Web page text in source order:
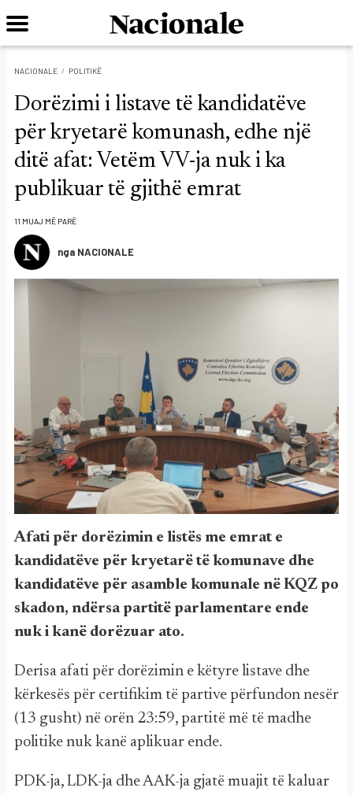
NACIONALE POLITIKË
Dorëzimi i listave të kandidatëve
për kryetarë komunash, edhe një
ditë afat: Vetëm VV-ja nuk i ka
publikuar të gjithë emrat
11 MUAJ MË PARË
nga NACIONALE
Afati për dorëzimin e listës me emrat e
kandidatëve për kryetarë të komunave dhe
kandidatëve për asamble komunale në KQZ po
skadon, ndërsa partitë parlamentare ende
nuk i kanë dorëzuar ato.
Derisa afati për dorëzimin e këtyre listave dhe
kërkesës për certifikim të partive përfundon nesër
(13 gusht) në orën 23:59, partitë më të madhe
politike nuk kanë aplikuar ende.
PDK-ja, LDK-ja dhe AAK-ja gjatë muajit të kaluar